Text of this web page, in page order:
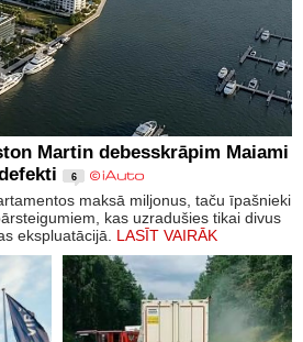
Martin debesskrāpim Maiami
6
maksā miljonus, taču īpašnieki
kas uzradušies tikai divus
ekspluatācijā. LASĪT VAIRĀK